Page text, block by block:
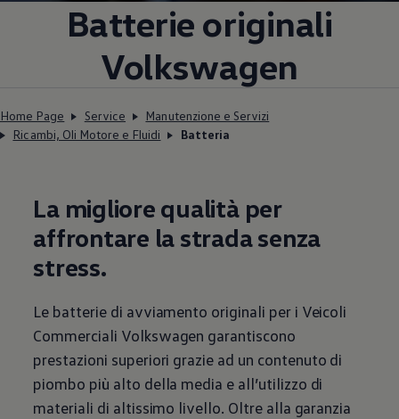
Batterie originali
Volkswagen
Home Page Service
Manutenzione e Servizi
Ricambi, Oli Motore e Fluidi
Batteria
La migliore qualità per
affrontare la strada senza
stress.
Le batterie di avviamento originali per i Veicoli
Commerciali Volkswagen garantiscono
prestazioni superiori grazie ad un contenuto di
piombo più alto della media e all’utilizzo di
materiali di altissimo livello. Oltre alla garanzia